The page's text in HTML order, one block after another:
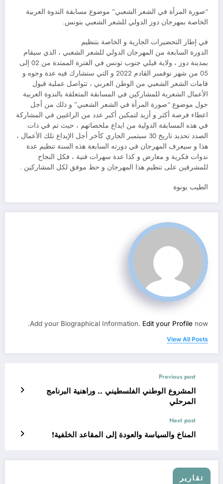
“صورة المرأة في الشعر الشعبي” موضوع مسابقة الندوة العربية
الخاصة بمهرجان دوز الدولي للشعر الشعبي بتونس.
في إطار التحضيرات الجارية و الخاصة بتنظيم
الدورة السابعة من المهرجان الدولي للشعر الشعبي ، الذي سيقام
بمدينة دوز ، ولاية قبلي جنوب تونس في الفترة الممتدة من 02 إلى
05 من شهر نوفمبر القادم 2022 و التي ستشارك فيه عدة وجوه و
قامات الشعر الشعبي من الوطن العربي ، تتواصل عملية قبول
الأعمال الشعرية للمشاركين في المسابقة المتعلقة بالندوة العربية
حول موضوع “صورة المرأة في الشعر الشعبي” و ذلك من أجل
اعطاء فرصة أكثر و أزيد لتمكين أكبر عدد من الراغبين في المشاركة
في هذه المسابقة الدولية من ايداع ملخصاتهم ، حيث تم في ذات
الصدد تحديد تاريخ 30 سبتمبر الجاري كأخر أجل الإيداع تلك الأعمال ،
هذا و سيعرف المهرجان في دورته السابعة هذه السنة تنظيم عدة
ندوات فكرية و معارض و كذا عدة سهرات فنية ، فكل النجاح
للمشرفين على تنظيم هذا المهرجان و حظ موفق لكل المشاركين .
الطيب بونوة
Add your Biographical Information. Edit your Profile now.
View All Posts
Previous post
المشروع الوطني الفلسطيني .. وراهنية البرنامج
المرحلي
Next post
المناخ والسياسة والعودة إلى المقاعد الخلفية!
تقارير